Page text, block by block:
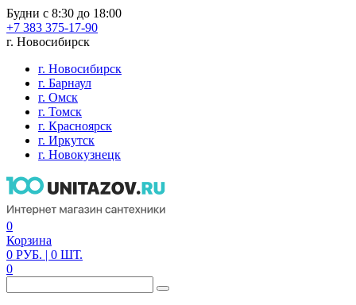
Будни с 8:30 до 18:00
+7 383 375-17-90
г. Новосибирск
г. Новосибирск
г. Барнаул
г. Омск
г. Томск
г. Красноярск
г. Иркутск
г. Новокузнецк
0
Корзина
0 РУБ. | 0 ШТ.
0